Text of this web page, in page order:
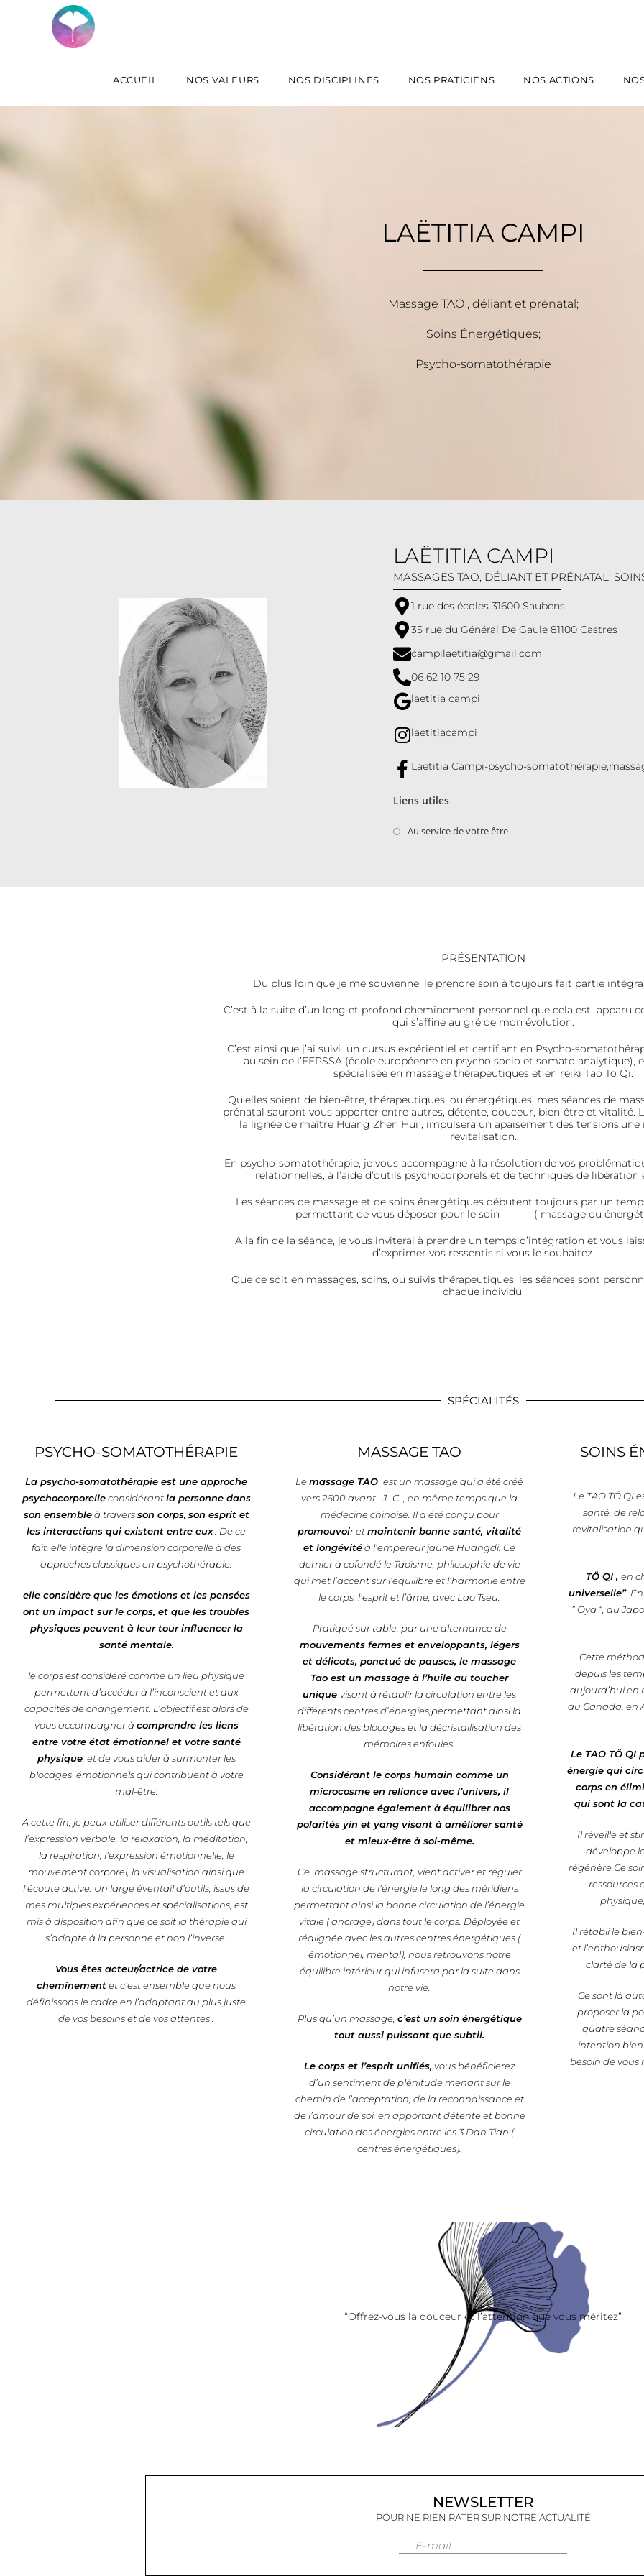
ACCUEIL NOS VALEURS NOS DISCIPLINES NOS PRATICIENS NOS ACTIONS
LAËTITIA CAMPI
Massage TAO , déliant et prénatal;
Soins Énergétiques;
Psycho-somatothérapie
LAËTITIA CAMPI
MASSAGES TAO, DÉLIANT ET PRÉNATAL;
1 rue des écoles 31600 Saubens
35 rue du Général De Gaule 81100 Castres
campilaetitia@gmail.com
06 62 10 75 29
laetitia campi
laetitiacampi
Laetitia Campi-psycho-
Liens utiles
Au service de votre être
PRÉSENTATION
Du plus loin que je me souvienne, le prendre soin à toujours fait partie
C’est à la suite d’un long et profond cheminement personnel que cela est apparu
qui s’affine au gré de mon évolution.
C’est ainsi que j’ai suivi un cursus expérientiel et certifiant en Psycho-
au sein de l’EEPSSA (école européenne en psycho socio et somato analytique),
spécialisée en massage thérapeutiques et en reiki Tao Tö Qi.
Qu’elles soient de bien-être, thérapeutiques, ou énergétiques, mes séances de
prénatal sauront vous apporter entre autres, détente, douceur, bien-être et vitalité.
la lignée de maître Huang Zhen Hui , impulsera un apaisement des
revitalisation.
En psycho-somatothérapie, je vous accompagne à la résolution de vos
relationnelles, à l’aide d’outils psychocorporels et de techniques de
Les séances de massage et de soins énergétiques débutent toujours par un
permettant de vous déposer pour le soin ( massage ou
A la fin de la séance, je vous inviterai à prendre un temps d’intégration et vous
d’exprimer vos ressentis si vous le souhaitez.
Que ce soit en massages, soins, ou suivis thérapeutiques, les séances sont
chaque individu.
SPÉCIALITÉS
PSYCHO-SOMATOTHÉRAPIE
La psycho-somatothérapie est une approche
psychocorporelleconsidérantla personne dans
son ensembleà traversson corps, son esprit et
les interactions qui existent entre eux. De ce
fait, elle intègre la dimension corporelle à des
approches classiques en psychothérapie.
elle considère que les émotions et les pensées
ont un impact sur le corps, et que les troubles
physiques peuvent à leur tour influencer la
santé mentale.
le corps est considéré comme un lieu physique
permettant d’accéder à l’inconscient et aux
capacités de changement. L’objectif est alors de
vous accompagner à comprendre les liens
entre votre état émotionnel et votre santé
physique, et de vous aider à surmonter les
blocages émotionnels qui contribuent à votre
mal-être.
A cette fin, je peux utiliser différents outils tels que
l’expression verbale, la relaxation, la méditation,
la respiration, l’expression émotionnelle, le
mouvement corporel, la visualisation ainsi que
l’écoute active. Un large éventail d’outils, issus de
mes multiples expériences et spécialisations, est
mis à disposition afin que ce soit la thérapie qui
s’adapte à la personne et non l’inverse.
Vous êtes acteur/actrice de votre
cheminementet c’est ensemble que nous
définissons le cadre en l’adaptant au plus juste
de vos besoins et de vos attentes .
MASSAGE TAO
Lemassage TAO est un massage qui a été créé
vers 2600 avant J.-C. , en même temps que la
médecine chinoise. Il a été conçu pour
promouvoir etmaintenir bonne santé, vitalité
et longévitéà l’empereur jaune Huangdi. Ce
dernier a cofondé le Taoïsme, philosophie de vie
qui met l’accent sur l’équilibre et l’harmonie entre
le corps, l’esprit et l’âme, avec Lao Tseu.
Pratiqué sur table, par une alternance de
mouvements fermes et enveloppants, légers
et délicats, ponctué de pauses, le massage
Tao est un massage à l’huile au toucher
uniquevisant à rétablir la circulation entre les
différents centres d’énergies,permettant ainsi la
libération des blocages et la décristallisation des
mémoires enfouies.
Considérant le corps humain comme un
microcosme en reliance avec l’univers, il
accompagne également à équilibrer nos
polarités yin et yang visant à améliorer santé
et mieux-être à soi-même.
Ce massage structurant, vient activer et réguler
la circulation de l’énergie le long des méridiens
permettant ainsi la bonne circulation de l’énergie
vitale ( ancrage) dans tout le corps. Déployée et
réalignée avec les autres centres énergétiques (
émotionnel, mental), nous retrouvons notre
équilibre intérieur qui infusera par la suite dans
notre vie.
Plus qu’un massage, c’est un soin énergétique
tout aussi puissant que subtil.
Le corps et l’esprit unifiés, vous bénéficierez
d’un sentiment de plénitude menant sur le
chemin de l’acceptation, de la reconnaissance et
de l’amour de soi, en apportant détente et bonne
circulation des énergies entre les 3 Dan Tian (
centres énergétiques).
SOINS
Le TAO TÖ QI
santé, de
revitalisation
TÖ QI ,en
universelle”.
” Oya “, au
Cette
depuis les
aujourd’hui en
au Canada, en
Le TAO TÖ QI
énergie qui
corps en
qui sont la
Il réveille et
développe
régénère.Ce
ressources
Il rétabli le
et
clarté de la
Ce sont là
proposer la
quatre
intention
besoin de vous
“Offrez-vous la douceur et l’attention que vous méritez”
NEWSLETTER
POUR NE RIEN RATER SUR NOTRE ACTUALITÉ
E-mail